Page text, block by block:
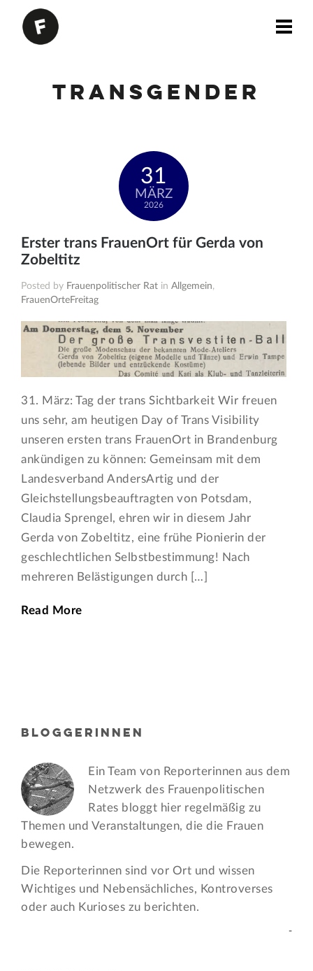
Transgender
31
MÄRZ
2026
Erster trans FrauenOrt für Gerda von
Zobeltitz
Posted by Frauenpolitischer Rat inAllgemein,
FrauenOrteFreitag
31. März: Tag der trans Sichtbarkeit Wir freuen
uns sehr, am heutigen Day of Trans Visibility
unseren ersten trans FrauenOrt in Brandenburg
ankündigen zu können: Gemeinsam mit dem
Landesverband AndersArtig und der
Gleichstellungsbeauftragten von Potsdam,
Claudia Sprengel, ehren wir in diesem Jahr
Gerda von Zobeltitz, eine frühe Pionierin der
geschlechtlichen Selbstbestimmung! Nach
mehreren Belästigungen durch […]
Read More
BLOGGERINNEN
Ein Team von Reporterinnen aus dem
Netzwerk des Frauen­politischen
Rates bloggt hier regelmäßig zu
Themen und Veran­staltungen, die die Frauen
bewegen.
Die Reporterinnen sind vor Ort und wissen
Wichtiges und Nebensächliches, Kontroverses
oder auch Kurioses zu berichten.
-